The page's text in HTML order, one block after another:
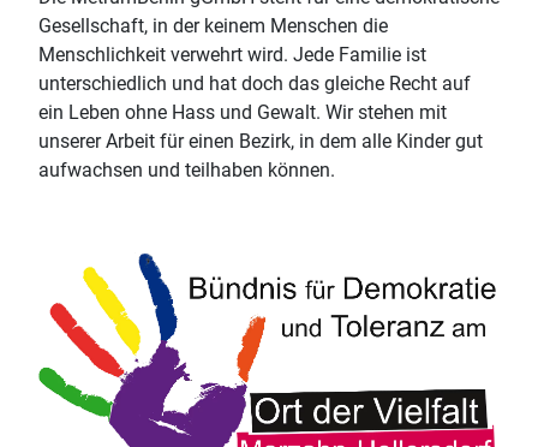
Gesellschaft, in der keinem Menschen die
Menschlichkeit verwehrt wird. Jede Familie ist
unterschiedlich und hat doch das gleiche Recht auf
ein Leben ohne Hass und Gewalt. Wir stehen mit
unserer Arbeit für einen Bezirk, in dem alle Kinder gut
aufwachsen und teilhaben können.